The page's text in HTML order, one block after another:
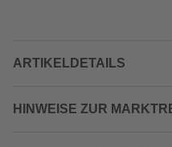
ARTIKELDETAILS
HINWEISE ZUR